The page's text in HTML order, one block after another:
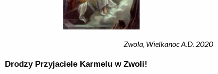
Zwola, Wielkanoc A.D. 2020
Drodzy Przyjaciele Karmelu w Zwoli!